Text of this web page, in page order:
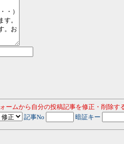
ームから自分の投稿記事を修正・削除す
記事No 暗証キー